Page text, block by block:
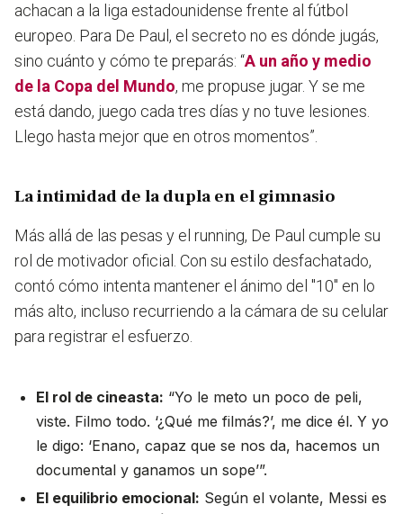
achacan a la liga estadounidense frente al fútbol
europeo. Para De Paul, el secreto no es dónde jugás,
sino cuánto y cómo te preparás: “A un año y medio
de la Copa del Mundo, me propuse jugar. Y se me
está dando, juego cada tres días y no tuve lesiones.
Llego hasta mejor que en otros momentos”.
La intimidad de la dupla en el gimnasio
Más allá de las pesas y el running, De Paul cumple su
rol de motivador oficial. Con su estilo desfachatado,
contó cómo intenta mantener el ánimo del "10" en lo
más alto, incluso recurriendo a la cámara de su celular
para registrar el esfuerzo.
El rol de cineasta: “Yo le meto un poco de peli,
viste. Filmo todo. ‘¿Qué me filmás?’, me dice él. Y yo
le digo: ‘Enano, capaz que se nos da, hacemos un
documental y ganamos un sope’”.
El equilibrio emocional: Según el volante, Messi es